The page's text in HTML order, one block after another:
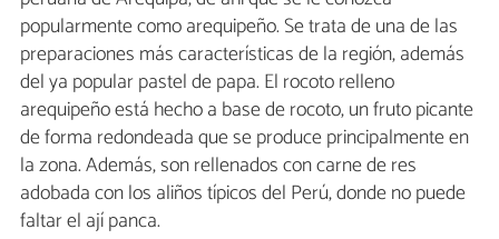
popularmente como arequipeño. Se trata de una de las
preparaciones más características de la región, además
del ya popular pastel de papa. El rocoto relleno
arequipeño está hecho a base de rocoto, un fruto picante
de forma redondeada que se produce principalmente en
la zona. Además, son rellenados con carne de res
adobada con los aliños típicos del Perú, donde no puede
faltar el ají panca.